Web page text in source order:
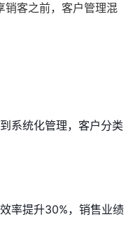
销客之前，客户管理混
系统化管理，客户分类
率提升30%，销售业绩